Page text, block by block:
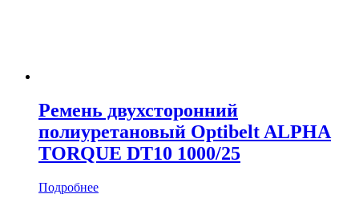
Ремень двухсторонний
полиуретановый Optibelt ALPHA
TORQUE DT10 1000/25
Подробнее